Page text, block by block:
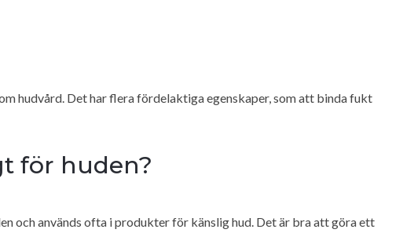
hudvård. Det har flera fördelaktiga egenskaper, som att binda fukt
för huden?
och används ofta i produkter för känslig hud. Det är bra att göra ett